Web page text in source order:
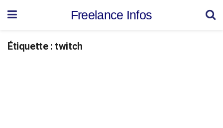
Freelance Infos
Étiquette : twitch